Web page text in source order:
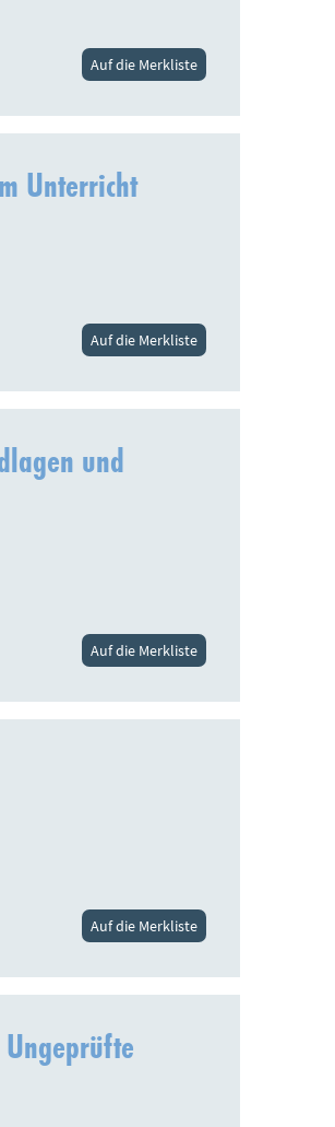
Auf die Merkliste
Unterricht
Auf die Merkliste
und
Auf die Merkliste
Auf die Merkliste